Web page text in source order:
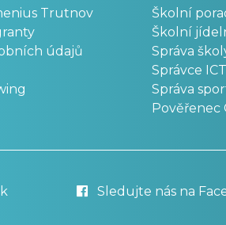
Trutnov
údajů
Školní
Školní
Správa
Správce ICT
Správa
Pověřenec
Sledujte nás na